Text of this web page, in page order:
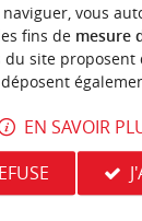
vous
fins de mesure
du site proposent
EN SAVOIR